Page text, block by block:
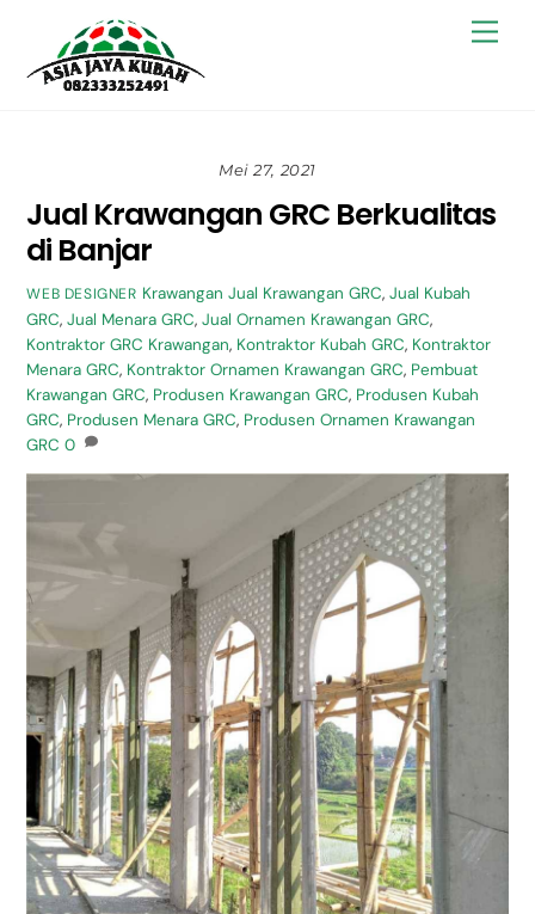
content
Mei 27, 2021
Jual Krawangan GRC Berkualitas
di Banjar
WEB DESIGNER Krawangan Jual Krawangan GRC, Jual Kubah
GRC,Jual Menara GRC,Jual Ornamen Krawangan GRC,
Kontraktor GRC Krawangan, Kontraktor Kubah GRC, Kontraktor
Menara GRC, Kontraktor Ornamen Krawangan GRC, Pembuat
Krawangan GRC, Produsen Krawangan GRC, Produsen Kubah
GRC, Produsen Menara GRC, Produsen Ornamen Krawangan
GRC 0